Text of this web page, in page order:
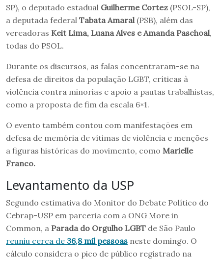
SP), o deputado estadual Guilherme Cortez (PSOL-SP),
a deputada federal Tabata Amaral (PSB), além das
vereadoras Keit Lima, Luana Alves e Amanda Paschoal,
todas do PSOL.
Durante os discursos, as falas concentraram-se na
defesa de direitos da população LGBT, críticas à
violência contra minorias e apoio a pautas trabalhistas,
como a proposta de fim da escala 6×1.
O evento também contou com manifestações em
defesa de memória de vítimas de violência e menções
a figuras históricas do movimento, como Marielle
Franco.
Levantamento da USP
Segundo estimativa do Monitor do Debate Político do
Cebrap-USP em parceria com a ONG More in
Common, a Parada do Orgulho LGBT de São Paulo
reuniu cerca de 36,8 mil pessoas neste domingo. O
cálculo considera o pico de público registrado na